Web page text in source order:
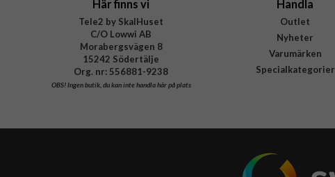
Här finns vi
Tele2 by SkalHuset
C/O Lowwi AB
Morabergsvägen 8
15242 Södertälje
Org. nr: 556881-9238
OBS!Ingen butik, du kan inte handla här på plats
Handla
Outlet
Nyheter
Varumärken
Specialkategorier